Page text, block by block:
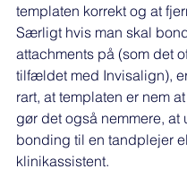
templaten korrekt og at
Særligt hvis man skal
attachments på (som det
tilfældet med Invisalign),
rart, at templaten er nem
gør det også nemmere,
bonding til en tandplejer
klinikassistent.